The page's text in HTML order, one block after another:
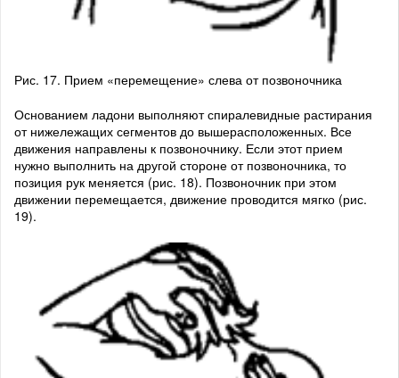
Рис. 17. Прием «перемещение» слева от позвоночника
Основанием ладони выполняют спиралевидные рас­тирания
от нижележащих сегментов до вышерасположен­ных. Все
движения направлены к позвоночнику. Если этот прием
нужно выполнить на другой сторо­не от позвоночника, то
позиция рук меняется (рис. 18). Позвоночник при этом
движении перемещается, движе­ние проводится мягко (рис.
19).